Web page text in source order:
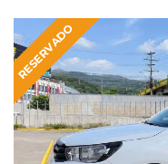
RESERVADO